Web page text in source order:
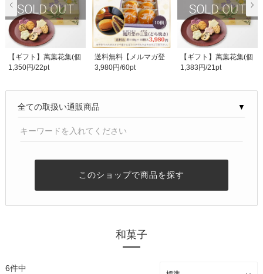
【ギフト】萬葉花集(個
包装お煎餅) ３箱..
1,350円/22pt
送料無料【メルマガ登
録特典１回限り】三..
3,980円/60pt
【ギフト】萬葉花集(個
包装お煎餅)1箱〜2..
1,383円/21pt
▼
このショップで商品を探す
和菓子
6件中